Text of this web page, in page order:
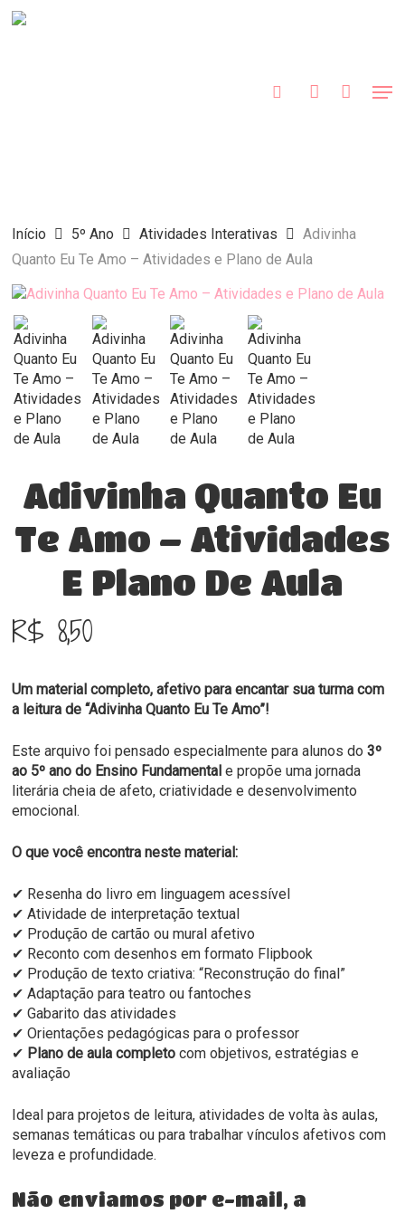
Skip
Início 5º Ano Atividades Interativas
Adivinha
Quanto Eu Te Amo – Atividades e Plano de Aula
Adivinha Quanto Eu
Te Amo – Atividades
E Plano De Aula
R$ 8,50
Um material completo, afetivo para encantar sua turma com
a leitura de “Adivinha Quanto Eu Te Amo”!
Este arquivo foi pensado especialmente para alunos do3º
ao 5º ano do Ensino Fundamental e propõe uma jornada
literária cheia de afeto, criatividade e desenvolvimento
emocional.
O que você encontra neste material:
✔ Resenha do livro em linguagem acessível
✔ Atividade de interpretação textual
✔ Produção de cartão ou mural afetivo
✔ Reconto com desenhos em formato Flipbook
✔ Produção de texto criativa: “Reconstrução do final”
✔ Adaptação para teatro ou fantoches
✔ Gabarito das atividades
✔ Orientações pedagógicas para o professor
✔ Plano de aula completo com objetivos, estratégias e
avaliação
Ideal para projetos de leitura, atividades de volta às aulas,
semanas temáticas ou para trabalhar vínculos afetivos com
leveza e profundidade.
Não enviamos por e-mail, a